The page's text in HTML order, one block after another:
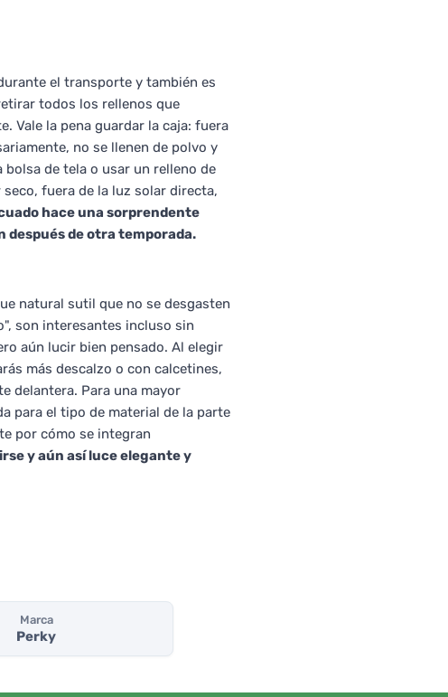
el transporte y también es
todos los rellenos que
Vale la pena guardar la caja: fuera
no se llenen de polvo y
de tela o usar un relleno de
fuera de la luz solar directa,
hace una sorprendente
después de otra temporada.
natural sutil que no se desgasten
son interesantes incluso sin
aún lucir bien pensado. Al elegir
más descalzo o con calcetines,
delantera. Para una mayor
para el tipo de material de la parte
por cómo se integran
y aún así luce elegante y
Marca
Perky